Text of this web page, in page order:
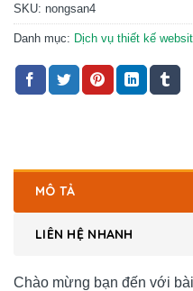
SKU: nongsan4
Danh mục: Dịch vụ thiết kế
MÔ TẢ
LIÊN HỆ NHANH
Chào mừng bạn đến với